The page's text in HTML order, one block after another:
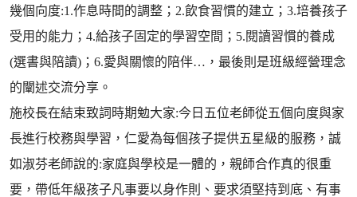
幾個向度:1.作息時間的調整；2.飲食習慣的建立；3.培養孩子
受用的能力；4.給孩子固定的學習空間；5.閱讀習慣的養成
(選書與陪讀)；6.愛與關懷的陪伴…，最後則是班級經營理念
的闡述交流分享。
施校長在結束致詞時期勉大家:今日五位老師從五個向度與家
長進行校務與學習，仁愛為每個孩子提供五星級的服務，誠
如淑芬老師說的:家庭與學校是一體的，親師合作真的很重
要，帶低年級孩子凡事要以身作則、要求須堅持到底、有事